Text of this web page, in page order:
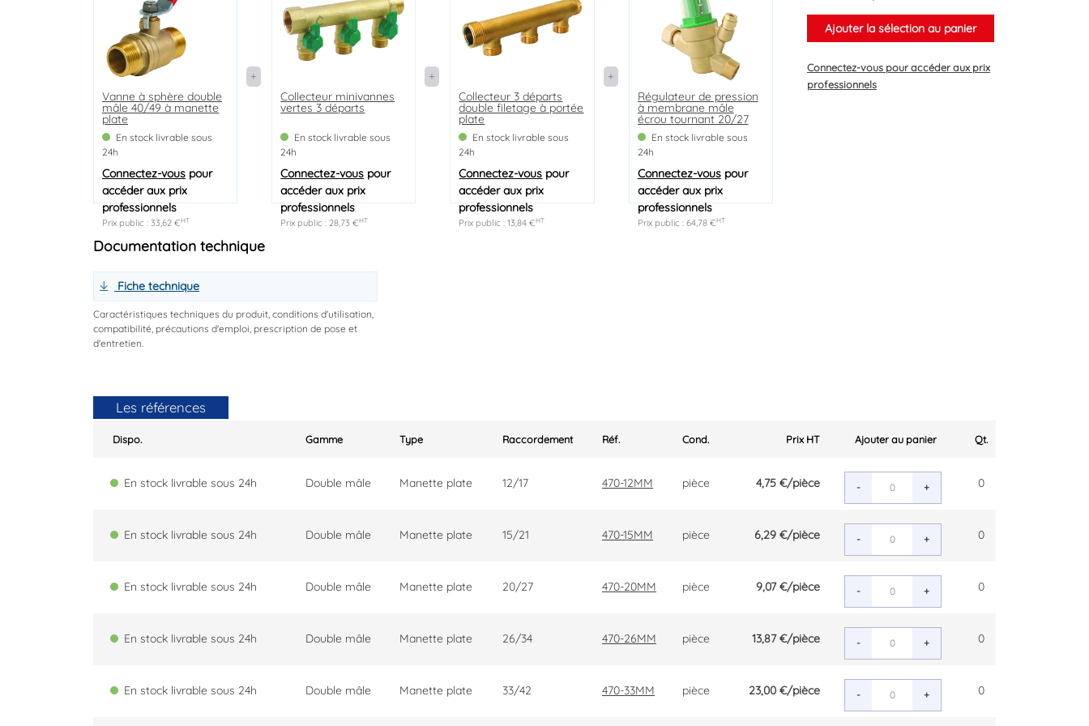
Vanne à sphère double
mâle 40/49 à manette
plate
En stock livrable sous
24h
Connectez-vous pour
accéder aux prix
professionnels
Prix public : 33,62 €HT
Collecteur minivannes
vertes 3 départs
En stock livrable sous
24h
Connectez-vous pour
accéder aux prix
professionnels
Prix public : 28,73 €HT
Collecteur 3 départs
double filetage à portée
plate
En stock livrable sous
24h
Connectez-vous pour
accéder aux prix
professionnels
Prix public : 13,84 €HT
Régulateur de pression
à membrane mâle
écrou tournant 20/27
En stock livrable sous
24h
Connectez-vouspour
accéder aux prix
professionnels
Prix public : 64,78 €HT
Ajouter la sélection au panier
Connectez-vouspour accéder aux prix
professionnels
Documentation technique
Fiche technique
Caractéristiques techniques du produit, conditions d'utilisation,
compatibilité, précautions d'emploi, prescription de pose et
d'entretien.
Les références
Dispo. Gamme Type Raccordement Réf. Cond. Prix HT Ajouter au panier Qt.
En stock livrable sous 24h Double mâle Manette plate 12/17 470-12MM pièce 4,75 €/pièce - + 0
En stock livrable sous 24h Double mâle Manette plate 15/21 470-15MM pièce 6,29 €/pièce - + 0
En stock livrable sous 24h Double mâle Manette plate 20/27 470-20MM pièce 9,07 €/pièce - + 0
En stock livrable sous 24h Double mâle Manette plate 26/34 470-26MM pièce 13,87 €/pièce - + 0
En stock livrable sous 24h Double mâle Manette plate 33/42 470-33MM pièce 23,00 €/pièce - + 0